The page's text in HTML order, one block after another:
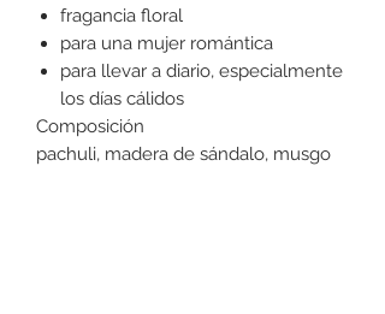
fragancia floral
para una mujer romántica
para llevar a diario, especialmente
los días cálidos
Composición
pachuli, madera de sándalo, musgo